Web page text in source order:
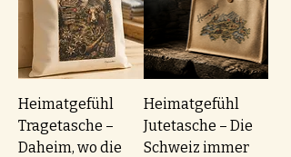
Heimatgefühl
Tragetasche –
Daheim, wo die
Heimatgefühl
Jutetasche – Die
Schweiz immer